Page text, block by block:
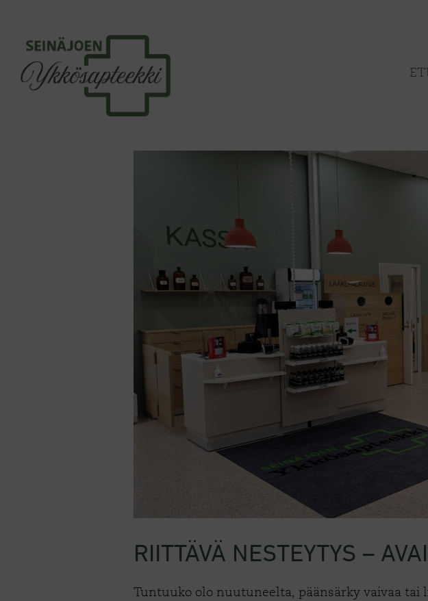
RIITTÄVÄ NESTEYTYS –
Tuntuuko olo nuutuneelta, päänsärky vaivaa